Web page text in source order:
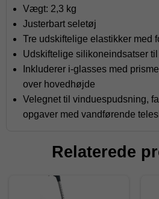
Vægt: 2,3 kg
Justerbart seletøj
Tre udskiftelige elastikker med
Udskiftelige silikoneindsatser
Inkluderer i-glasses med
over hovedhøjde
Velegnet til vinduespudsning,
opgaver med vandførende
Relaterede